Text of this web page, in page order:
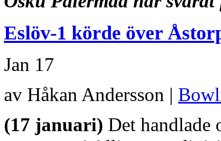
Eslöv-1 körde över
Jan 17
av Håkan Andersson |
(17 januari) Det handlade